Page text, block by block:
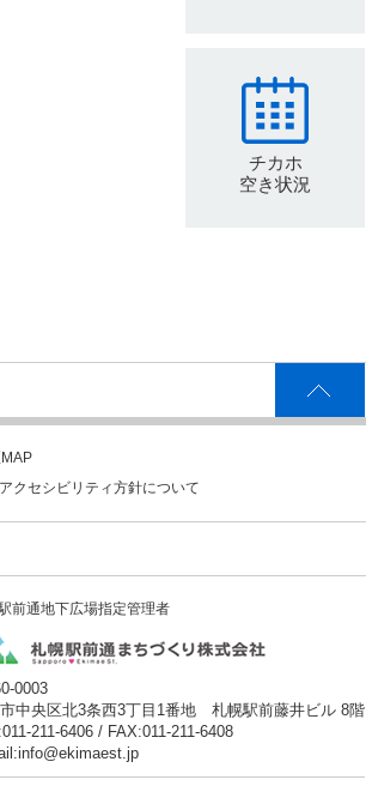
チカホ
空き状況
クセシビリティ方針について
前通地下広場指定管理者
0003
中央区北3条西3丁目1番地 札幌駅前藤井ビル 8階
211-6406 / FAX:011-211-6408